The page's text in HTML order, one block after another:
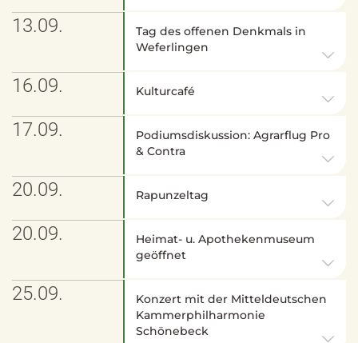
13.09.
Tag des offenen Denkmals in
Weferlingen
16.09. Kulturcafé
17.09.
Podiumsdiskussion: Agrarflug Pro
& Contra
20.09. Rapunzeltag
20.09.
Heimat- u. Apothekenmuseum
geöffnet
25.09.
Konzert mit der Mitteldeutschen
Kammerphilharmonie
Schönebeck